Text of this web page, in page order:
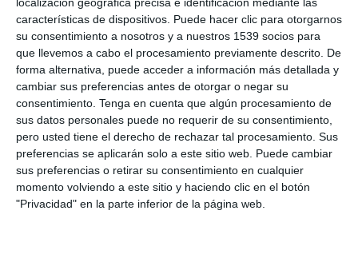
características de dispositivos. Puede hacer clic para otorgarnos
su consentimiento a nosotros y a nuestros 1539 socios para
que llevemos a cabo el procesamiento previamente descrito. De
forma alternativa, puede acceder a información más detallada y
cambiar sus preferencias antes de otorgar o negar su
consentimiento. Tenga en cuenta que algún procesamiento de
sus datos personales puede no requerir de su consentimiento,
pero usted tiene el derecho de rechazar tal procesamiento. Sus
preferencias se aplicarán solo a este sitio web. Puede cambiar
sus preferencias o retirar su consentimiento en cualquier
momento volviendo a este sitio y haciendo clic en el botón
"Privacidad" en la parte inferior de la página web.